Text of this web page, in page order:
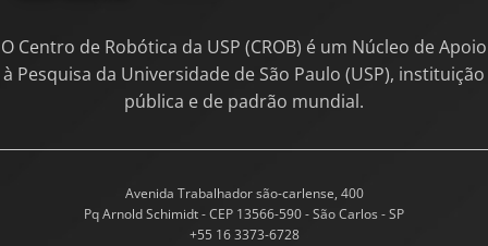
O Centro de Robótica da USP (CROB) é um Núcleo de Apoio
à Pesquisa da Universidade de São Paulo (USP), instituição
pública e de padrão mundial.
Avenida Trabalhador são-carlense, 400
Pq Arnold Schimidt - CEP 13566-590 - São Carlos - SP
+55 16 3373-6728